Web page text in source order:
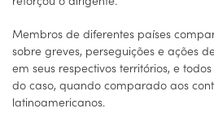
Membros de diferentes países
sobre greves, perseguições e ações
em seus respectivos territórios, e
do caso, quando comparado aos
latinoamericanos.